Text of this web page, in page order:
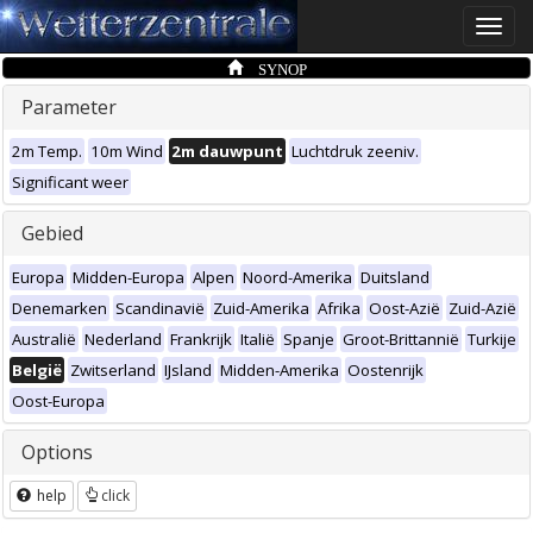
Toggle
SYNOP
Parameter
2m Temp. 10m Wind 2m dauwpunt Luchtdruk zeeniv.
Significant weer
Gebied
Europa Midden-Europa Alpen Noord-Amerika Duitsland
Denemarken Scandinavië Zuid-Amerika Afrika Oost-Azië Zuid-Azië
Australië Nederland Frankrijk Italië Spanje Groot-Brittannië Turkije
België Zwitserland IJsland Midden-Amerika Oostenrijk
Oost-Europa
Options
help click